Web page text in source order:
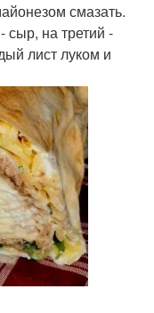
смазать.
сыр, на третий -
лист луком и